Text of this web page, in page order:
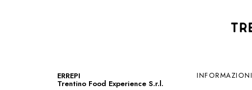
ERREPI
Trentino Food Experience S.r.l.
INFORMAZIONI